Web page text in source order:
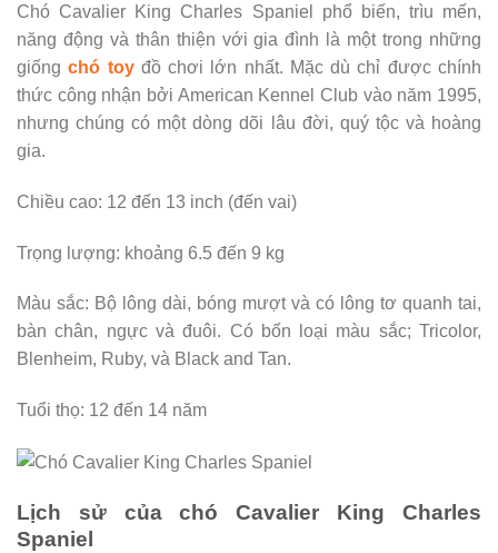
Chó Cavalier King Charles Spaniel phổ biến, trìu mến,
năng động và thân thiện với gia đình là một trong những
giốngchó toyđồ chơi lớn nhất. Mặc dù chỉ được chính
thức công nhận bởi American Kennel Club vào năm 1995,
nhưng chúng có một dòng dõi lâu đời, quý tộc và hoàng
gia.
Chiều cao: 12 đến 13 inch (đến vai)
Trọng lượng: khoảng 6.5 đến 9 kg
Màu sắc: Bộ lông dài, bóng mượt và có lông tơ quanh tai,
bàn chân, ngực và đuôi. Có bốn loại màu sắc; Tricolor,
Blenheim, Ruby, và Black and Tan.
Tuổi thọ: 12 đến 14 năm
Lịch sử của chó Cavalier King Charles
Spaniel